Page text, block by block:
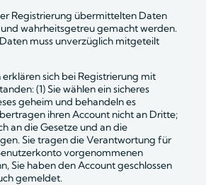
Registrierung übermittelten Daten
wahrheitsgetreu gemacht werden.
muss unverzüglich mitgeteilt
sich bei Registrierung mit
(1) Sie wählen ein sicheres
geheim und behandeln es
ihren Account nicht an Dritte;
an die Gesetze und an die
Sie tragen die Verantwortung für
vorgenommenen
Sie haben den Account geschlossen
gemeldet.